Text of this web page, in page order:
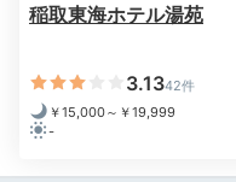
夕食イメージ
ラン「青海波」で、刺
どをいただきましょう
できます。
稲取東海ホテル湯苑
3.1342件
￥15,000～￥19,999
-